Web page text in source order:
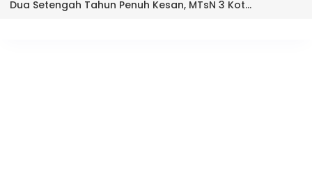
Dua Setengah Tahun Penuh Kesan, MTsN 3 Kota Padang Lepas Pengawas Pembina Dra. Nayusminar Nasrun